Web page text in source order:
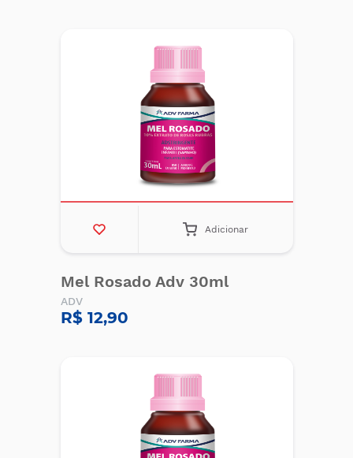
Adicionar
Mel Rosado Adv 30ml
ADV
R$ 12,90